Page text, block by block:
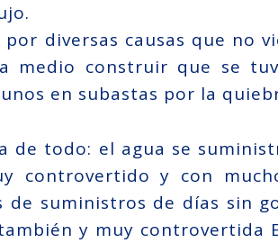
diversas causas que no
medio construir que se
en subastas por la
de todo: el agua se
controvertido y con
suministros de días sin
y muy controvertida